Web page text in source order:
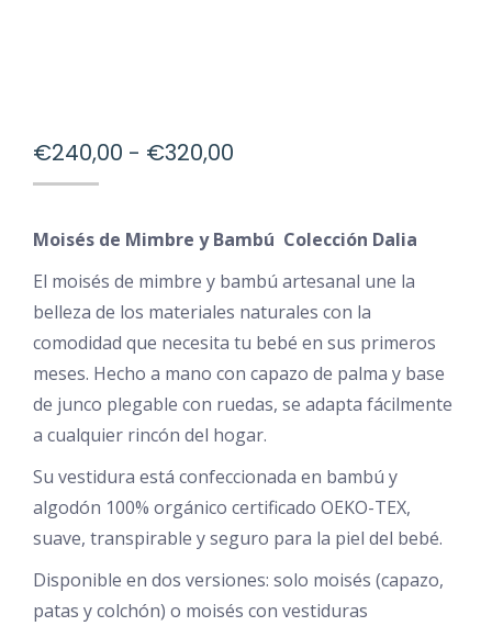
€240,00 - €320,00
desde
€240,00
hasta
€320,00
Moisés de Mimbre y Bambú Colección Dalia
El moisés de mimbre y bambú artesanal une la
belleza de los materiales naturales con la
comodidad que necesita tu bebé en sus primeros
meses. Hecho a mano con capazo de palma y base
de junco plegable con ruedas, se adapta fácilmente
a cualquier rincón del hogar.
Su vestidura está confeccionada en bambú y
algodón 100% orgánico certificado OEKO-TEX,
suave, transpirable y seguro para la piel del bebé.
Disponible en dos versiones: solo moisés (capazo,
patas y colchón) o moisés con vestiduras